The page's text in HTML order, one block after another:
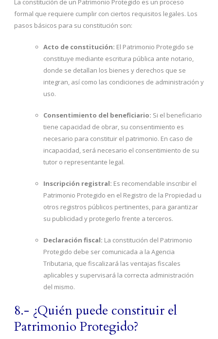
La constitución de un Patrimonio Protegido es un proceso
formal que requiere cumplir con ciertos requisitos legales. Los
pasos básicos para su constitución son:
Acto de constitución: El Patrimonio Protegido se
constituye mediante escritura pública ante notario,
donde se detallan los bienes y derechos que se
integran, así como las condiciones de administración y
uso.
Consentimiento del beneficiario: Si el beneficiario
tiene capacidad de obrar, su consentimiento es
necesario para constituir el patrimonio. En caso de
incapacidad, será necesario el consentimiento de su
tutor o representante legal.
Inscripción registral: Es recomendable inscribir el
Patrimonio Protegido en el Registro de la Propiedad u
otros registros públicos pertinentes, para garantizar
su publicidad y protegerlo frente a terceros.
Declaración fiscal: La constitución del Patrimonio
Protegido debe ser comunicada a la Agencia
Tributaria, que fiscalizará las ventajas fiscales
aplicables y supervisará la correcta administración
del mismo.
8.- ¿Quién puede constituir el
Patrimonio Protegido?